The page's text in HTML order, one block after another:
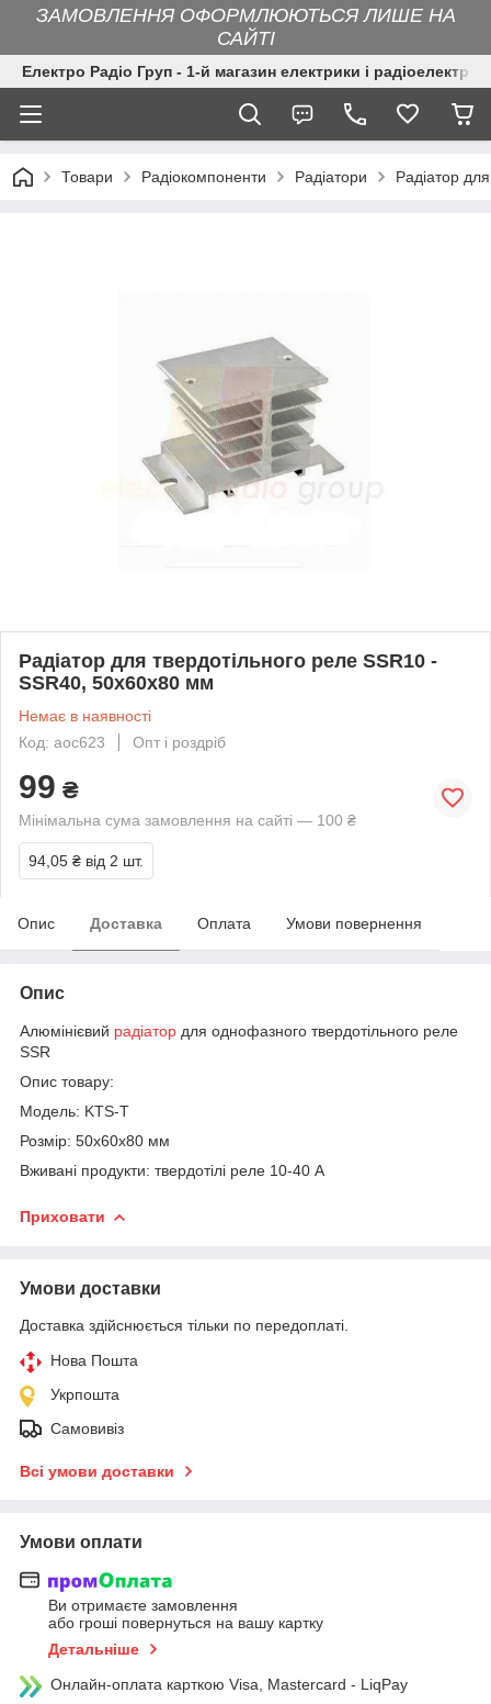
ЗАМОВЛЕННЯ ОФОРМЛЮЮТЬСЯ ЛИШЕ НА
САЙТІ
Електро Радіо Груп - 1-й магазин електрики і
Товари Радіокомпоненти Радіатори Радіатор
Радіатор для твердотільного реле SSR10 -
SSR40, 50x60x80 мм
Немає в наявності
Код: aoc623
Опт і роздріб
99 ₴
Мінімальна сума замовлення на сайті — 100 ₴
94,05 ₴ від 2 шт.
Опис Доставка Оплата Умови повернення
Опис
Алюмінієвий радіатор для однофазного твердотільного реле
SSR
Опис товару:
Модель: KTS-T
Розмір: 50x60x80 мм
Вживані продукти: твердотілі реле 10-40 A
Приховати
Умови доставки
Доставка здійснюється тільки по передоплаті.
Нова Пошта
Укрпошта
Самовивіз
Всі умови доставки
Умови оплати
Ви отримаєте замовлення
або гроші повернуться на вашу картку
Детальніше
Онлайн-оплата карткою Visa, Mastercard - LiqPay